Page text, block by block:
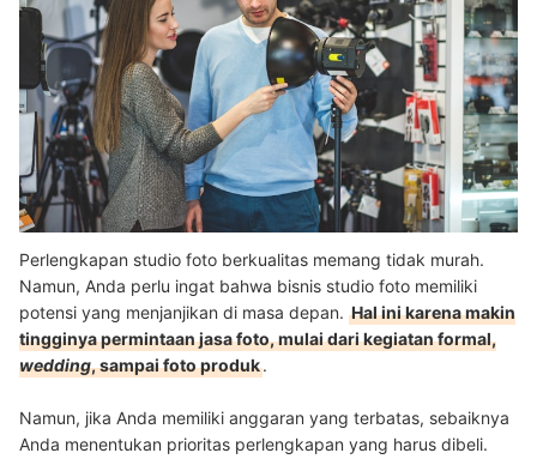
Perlengkapan studio foto berkualitas memang tidak murah.
Namun, Anda perlu ingat bahwa bisnis studio foto memiliki
potensi yang menjanjikan di masa depan. Hal ini karena makin
tingginya permintaan jasa foto, mulai dari kegiatan formal,
wedding, sampai foto produk.
Namun, jika Anda memiliki anggaran yang terbatas, sebaiknya
Anda menentukan prioritas perlengkapan yang harus dibeli.